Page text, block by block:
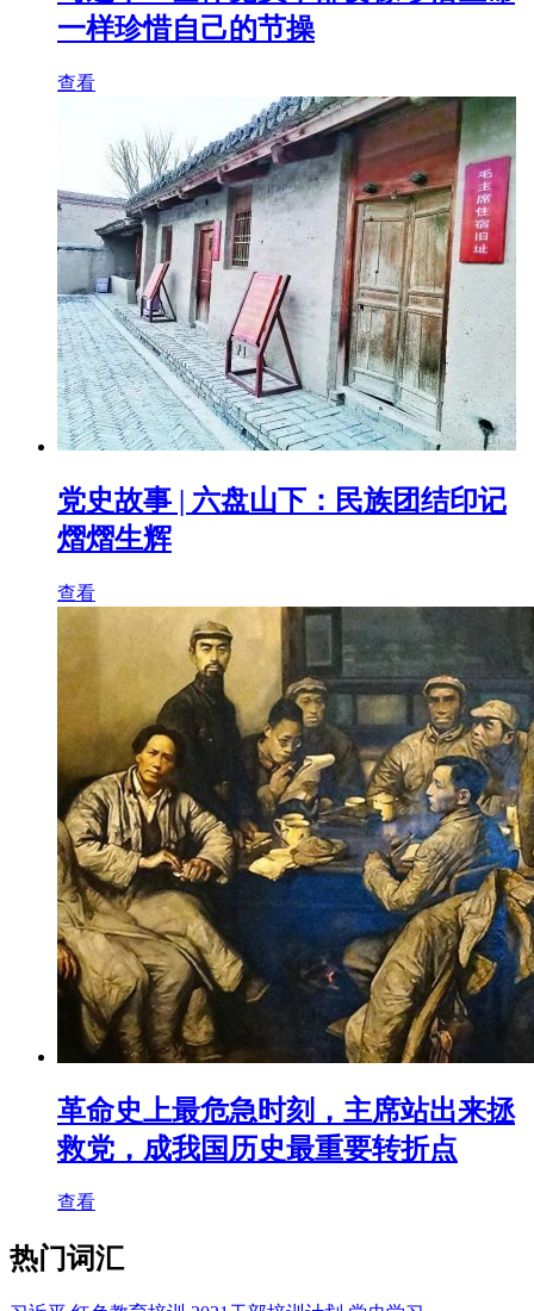
一样珍惜自己的节操
查看
党史故事 | 六盘山下：民族团结印记
熠熠生辉
查看
革命史上最危急时刻，主席站出来拯
救党，成我国历史最重要转折点
查看
热门词汇